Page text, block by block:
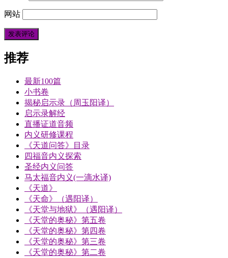
网站
推荐
最新100篇
小书卷
揭秘启示录（周玉阳译）
启示录解经
直播证道音频
内义研修课程
《天道问答》目录
四福音内义探索
圣经内义问答
马太福音内义(一滴水译)
《天道》
《天命》（遇阳译）
《天堂与地狱》（遇阳译）
《天堂的奥秘》第五卷
《天堂的奥秘》第四卷
《天堂的奥秘》第三卷
《天堂的奥秘》第二卷